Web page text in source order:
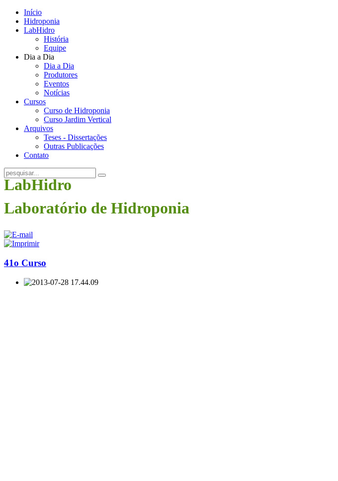
Início
Hidroponia
LabHidro
História
Equipe
Dia a Dia
Dia a Dia
Produtores
Eventos
Notícias
Cursos
Curso de Hidroponia
Curso Jardim Vertical
Arquivos
Teses - Dissertações
Outras Publicações
Contato
LabHidro
Laboratório de Hidroponia
41o Curso